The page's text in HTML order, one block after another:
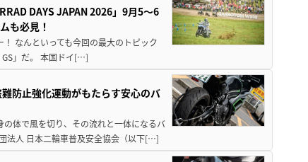
DAYS JAPAN 2026」9月5〜6
も必見！
なんといっても今回の最大のトピック
GS」だ。 本国ドイ[…]
防止強化運動がもたらす安心のバ
体で風を切り、その流れと一体になるバ
法人 日本二輪車普及安全協会（以下[…]